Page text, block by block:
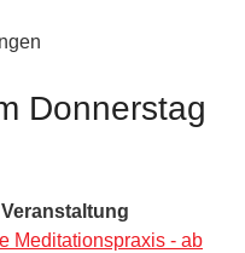
Donnerstag
Veranstaltung
Meditationspraxis - ab